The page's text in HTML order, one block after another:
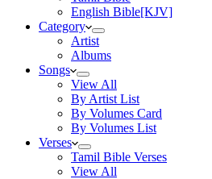
English Bible[KJV]
Category
Artist
Albums
Songs
View All
By Artist List
By Volumes Card
By Volumes List
Verses
Tamil Bible Verses
View All